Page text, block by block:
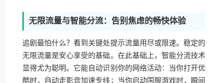
无限流量与智能分流：告别焦虑的畅快体验
追剧最怕什么？看到关键处提示流量用尽或限速。稳定的
无限流量是安心享受的基础。在此基础上，智能分流技术
显得尤为聪明。它能自动识别你的网络活动：当你打开优
酷时，自动走影音加速专线；当你启动国服游戏时，瞬间